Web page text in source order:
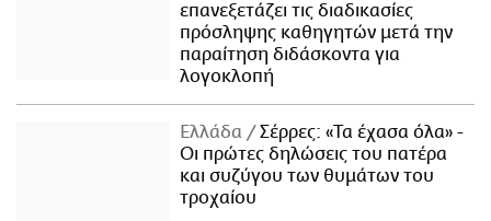
επανεξετάζει τις διαδικασίες
πρόσληψης καθηγητών μετά την
παραίτηση διδάσκοντα για
λογοκλοπή
Ελλάδα
Σέρρες: «Τα έχασα όλα» -
Οι πρώτες δηλώσεις του πατέρα
και συζύγου των θυμάτων του
τροχαίου